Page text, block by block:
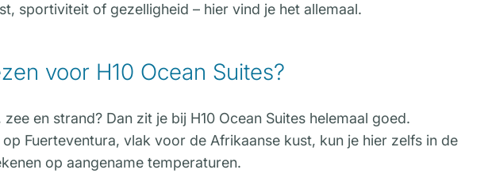
sportiviteit of gezelligheid – hier vind je het allemaal.
voor H10 Ocean Suites?
en strand? Dan zit je bij H10 Ocean Suites helemaal goed.
Fuerteventura, vlak voor de Afrikaanse kust, kun je hier zelfs in de
op aangename temperaturen.